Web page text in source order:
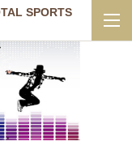
SPORTS